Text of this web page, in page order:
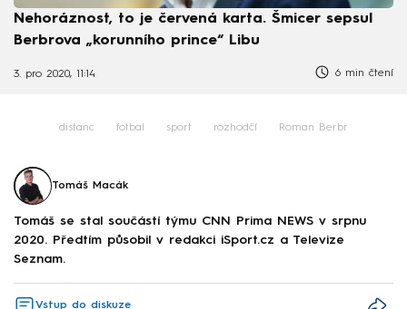
Nehoráznost, to je červená karta. Šmicer sepsul
Berbrova „korunního prince“ Libu
3. pro 2020, 11:14 6 min čtení
distanc fotbal sport rozhodčí Roman Berbr
Tomáš Macák
Tomáš se stal součástí týmu CNN Prima NEWS v srpnu
2020. Předtím působil v redakci iSport.cz a Televize
Seznam.
Vstup do diskuze